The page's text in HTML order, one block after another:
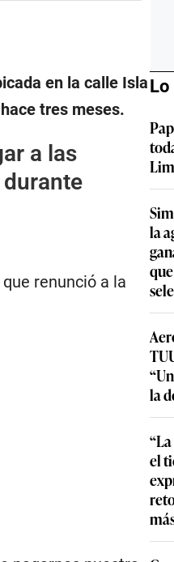
en la calle Isla
tres meses.
a las
renunció a la
Lo
la
la
el